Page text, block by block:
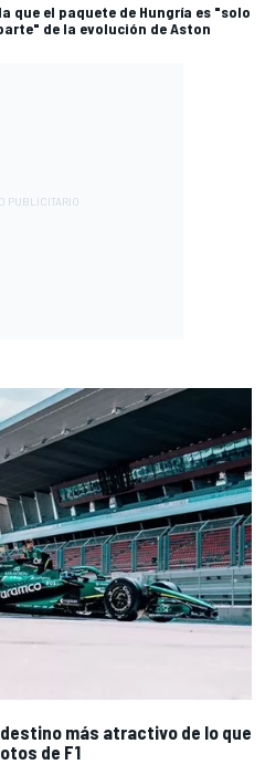
que el paquete de Hungría es "solo
de la evolución de Aston
más atractivo de lo que
de F1